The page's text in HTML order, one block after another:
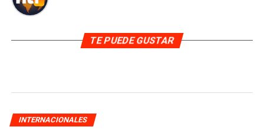
TE PUEDE GUSTAR
INTERNACIONALES